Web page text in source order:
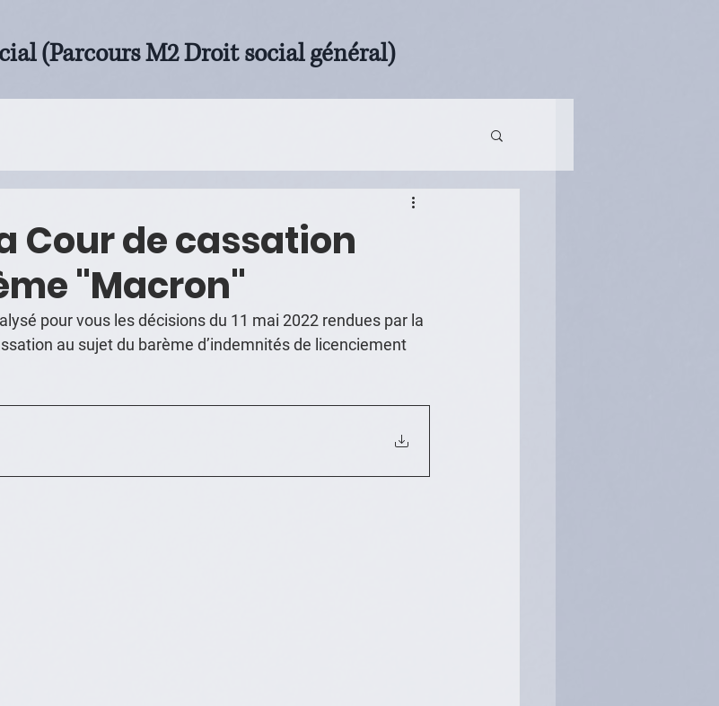
(Parcours M2 Droit social général)
Cour de cassation
"Macron"
pour vous les décisions du 11 mai 2022 rendues par la
au sujet du barème d’indemnités de licenciement